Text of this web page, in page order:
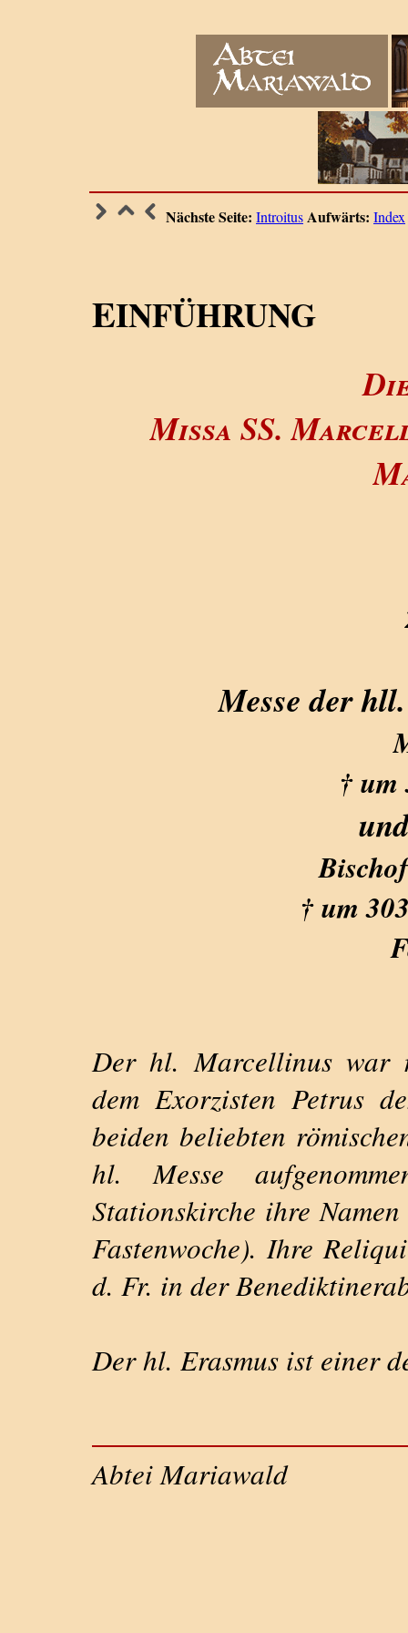
Nächste Seite: IntroitusAufwärts: Index
EINFÜHRUNG
Missa SS.
Messe der
† um
† um
Der hl. Marcellinus war
dem Exorzisten Petrus
beiden beliebten
hl. Messe
Stationskirche ihre
Fastenwoche). Ihre
d. Fr. in der
Der hl. Erasmus ist einer
Abtei Mariawald